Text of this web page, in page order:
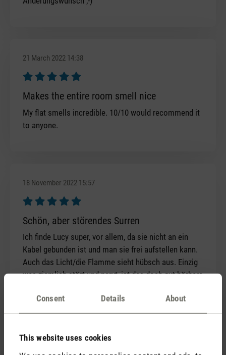
Consent Details About
This website uses cookies
21 March 2022 14:38
Review with rating of 5 out of 5 stars
Makes the entire room smell nice
My flat smells incredible. 10/10 would recommend it
to anyone.
18 November 2022 15:57
Review with rating of 5 out of 5 stars
Schön, aber störendes Surren
Ich finde Lucy super, vor allem, da sie nicht an ein
Kabel gebunden ist und man sie frei aufstellen kann.
Auch das Licht/die Flamme sieht hübsch aus. Einzig
was ziemlich stört und nervt, ist das doch gut hörbare